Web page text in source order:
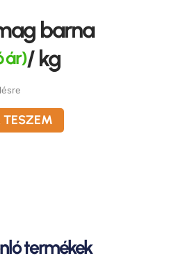
barna
ár)/ kg
TESZEM
termékek